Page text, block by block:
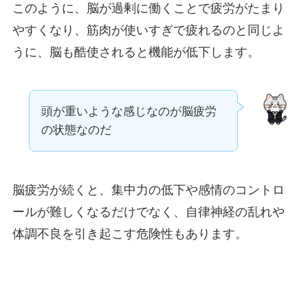
このように、脳が過剰に働くことで疲労がたまり
やすくなり、筋肉が使いすぎで疲れるのと同じよ
うに、脳も酷使されると機能が低下します。
頭が重いような感じなのが脳疲労
の状態なのだ
脳疲労が続くと、集中力の低下や感情のコントロ
ールが難しくなるだけでなく、自律神経の乱れや
体調不良を引き起こす危険性もあります。